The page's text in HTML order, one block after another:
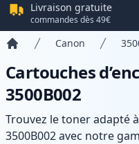
Livraison gratuite
commandes dès 49€
Canon
Cartouches
3500B002
Trouvez le toner adapté
3500B002 avec notre